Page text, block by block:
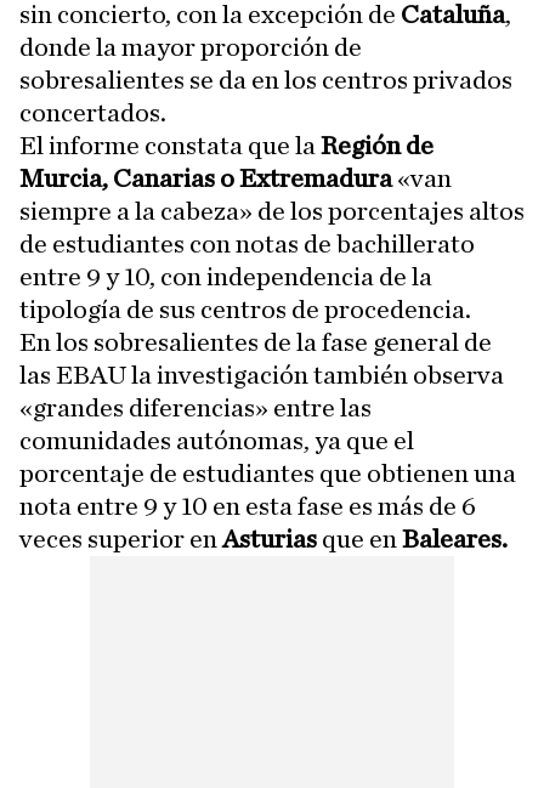
sin concierto, con la excepción de Cataluña,
donde la mayor proporción de
sobresalientes se da en los centros privados
concertados.
El informe constata que la Región de
Murcia, Canarias o Extremadura«van
siempre a la cabeza» de los porcentajes altos
de estudiantes con notas de bachillerato
entre 9 y 10, con independencia de la
tipología de sus centros de procedencia.
En los sobresalientes de la fase general de
las EBAU la investigación también observa
«grandes diferencias» entre las
comunidades autónomas, ya que el
porcentaje de estudiantes que obtienen una
nota entre 9 y 10 en esta fase es más de 6
veces superior enAsturias que en Baleares.